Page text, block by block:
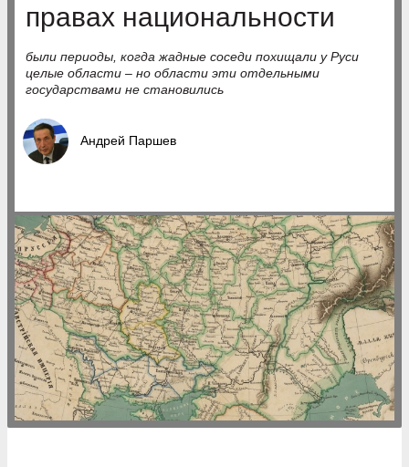
правах национальности
были периоды, когда жадные соседи похищали у Руси
целые области – но области эти отдельными
государствами не становились
Андрей Паршев